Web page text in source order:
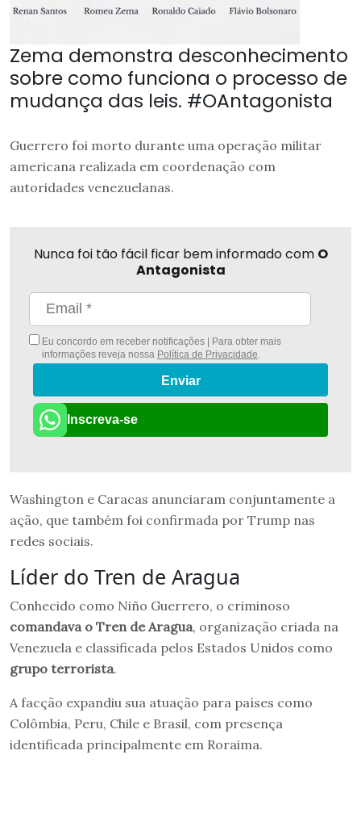
Zema demonstra desconhecimento
sobre como funciona o processo de
mudança das leis. #OAntagonista
Guerrero foi morto durante uma operação militar
americana realizada em coordenação com
autoridades venezuelanas.
Nunca foi tão fácil ficar bem informado com O
Antagonista
Eu concordo em receber notificações | Para obter mais
informações reveja nossa Política de Privacidade
Enviar
Inscreva-se
Washington e Caracas anunciaram conjuntamente a
ação, que também foi confirmada por Trump nas
redes sociais.
Líder do Tren de Aragua
Conhecido como Niño Guerrero, o criminoso
comandava o Tren de Aragua, organização criada na
Venezuela e classificada pelos Estados Unidos como
grupo terrorista.
A facção expandiu sua atuação para países como
Colômbia, Peru, Chile e Brasil, com presença
identificada principalmente em Roraima.